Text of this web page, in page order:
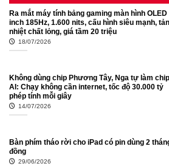
Ra mắt máy tính bảng gaming màn hình OLED
inch 185Hz, 1.600 nits, cấu hình siêu mạnh, tản
nhiệt chất lỏng, giá tầm 20 triệu
18/07/2026
Không dùng chip Phương Tây, Nga tự làm chip
AI: Chạy không cần internet, tốc độ 30.000 tỷ
phép tính mỗi giây
14/07/2026
Bàn phím tháo rời cho iPad có pin dùng 2
đồng
29/06/2026